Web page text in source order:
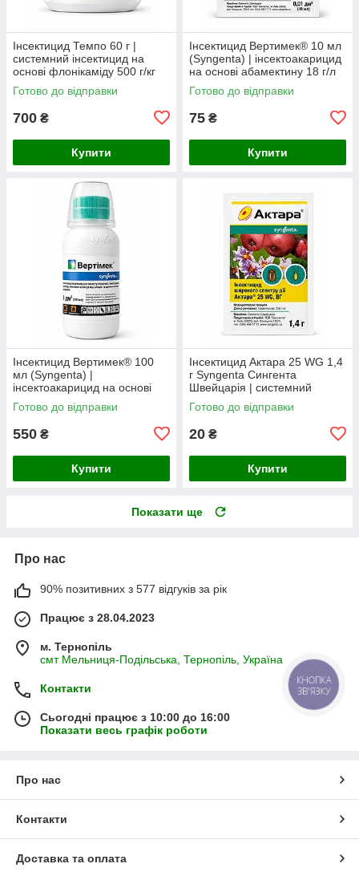
Інсектицид Темпо 60 г |
системний інсектицид на
основі флонікаміду 500 г/кг
проти попелиці, білокрилки,
трипсів та щитівок
Готово до відправки
700 ₴
Купити
Інсектицид Вертимек® 10 мл
(Syngenta) | інсектоакарицид
на основі абамектину 18 г/л
від кліщів, трипсів та мінерів
Готово до відправки
75 ₴
Купити
Інсектицид Вертимек® 100
мл (Syngenta) |
інсектоакарицид на основі
абамектину 18 г/л від кліщів,
трипсів та мінерів
Готово до відправки
550 ₴
Купити
Інсектицид Актара 25 WG 1,4
г Syngenta Сингента
Швейцарія | системний
інсектицид
Готово до відправки
20 ₴
Купити
Показати ще
Про нас
90% позитивних з 577 відгуків за рік
Працює з 28.04.2023
м. Тернопіль
смт Мельниця-Подільська, Тернопіль, Україна
Контакти
Сьогодні працює з 10:00 до 16:00
Показати весь графік роботи
Про нас
Контакти
Доставка та оплата
КНОПКА
ЗВ'ЯЗКУ